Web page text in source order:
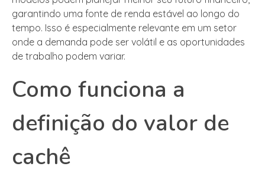
garantindo uma fonte de renda estável ao longo do
tempo. Isso é especialmente relevante em um setor
onde a demanda pode ser volátil e as oportunidades
de trabalho podem variar.
Como funciona a
definição do valor de
cachê